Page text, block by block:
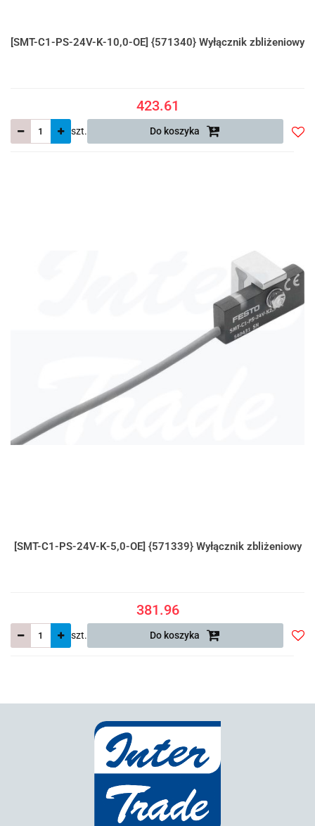
[SMT-C1-PS-24V-K-10,0-OE] {571340} Wyłącznik zbliżeniowy
423.61
szt. Do koszyka
[SMT-C1-PS-24V-K-5,0-OE] {571339} Wyłącznik zbliżeniowy
381.96
szt. Do koszyka